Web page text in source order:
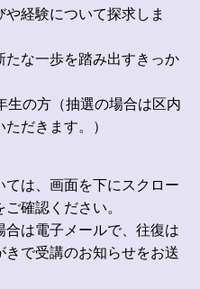
経験について探求しま
たな一歩を踏み出すきっか
生の方（抽選の場合は区内
だきます。）
は、画面を下にスクロー
確認ください。
は電子メールで、往復は
で受講のお知らせをお送